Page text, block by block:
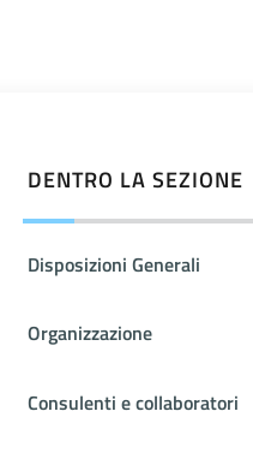
DENTRO LA SEZIONE
Disposizioni Generali
Organizzazione
Consulenti e collaboratori